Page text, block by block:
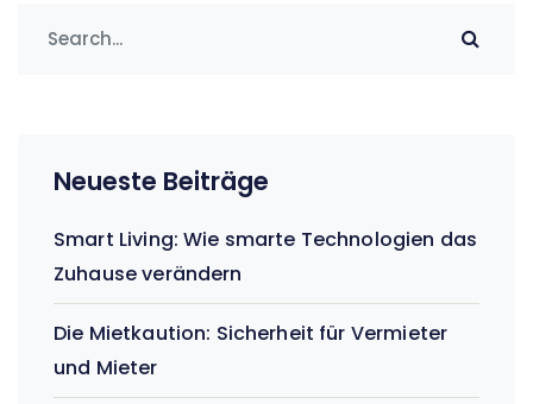
Neueste Beiträge
Smart Living: Wie smarte Technologien das
Zuhause verändern
Die Mietkaution: Sicherheit für Vermieter
und Mieter